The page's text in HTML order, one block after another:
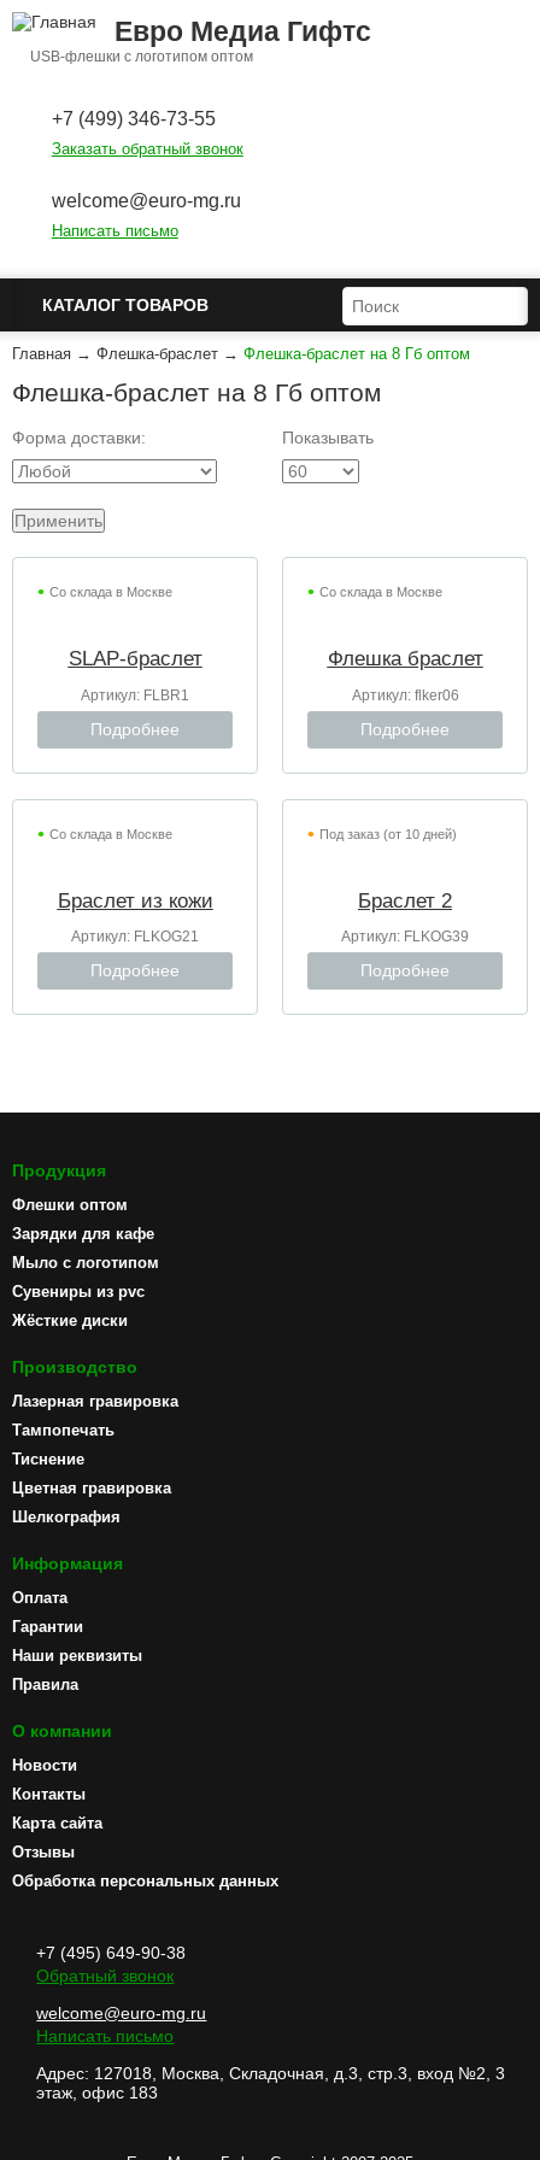
Перейти к основному содержанию
Евро Медиа Гифтс
USB-флешки с логотипом оптом
+7 (499) 346-73-55
Заказать обратный звонок
welcome@euro-mg.ru
Написать письмо
КАТАЛОГ ТОВАРОВ ФОРМА ПОИСКА
ПОИСК
Главная → Флешка-браслет → Флешка-браслет на 8 Гб оптом
Флешка-браслет на 8 Гб оптом
Форма доставки: Показывать
Со склада в Москве
SLAP-браслет
Артикул: FLBR1
Подробнее
Со склада в Москве
Флешка браслет
Артикул: flker06
Подробнее
Со склада в Москве
Браслет из кожи
Артикул: FLKOG21
Подробнее
Под заказ (от 10 дней)
Браслет 2
Артикул: FLKOG39
Подробнее
Продукция
Флешки оптом
Зарядки для кафе
Мыло с логотипом
Сувениры из pvc
Жёсткие диски
Производство
Лазерная гравировка
Тампопечать
Тиснение
Цветная гравировка
Шелкография
Информация
Оплата
Гарантии
Наши реквизиты
Правила
О компании
Новости
Контакты
Карта сайта
Отзывы
Обработка персональных данных
+7 (495) 649-90-38
Обратный звонок
welcome@euro-mg.ru
Написать письмо
Адрес: 127018, Москва, Складочная, д.3, стр.3, вход №2, 3
этаж, офис 183